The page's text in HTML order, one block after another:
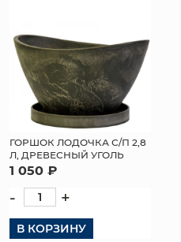
ЦВЕТЫ
И СУМКИ
КАРТЫ
ЦЕНТР
КЛИЕНТАМ
И ОПЛАТА
ГОРШОК ЛОДОЧКА С/П 2,8
Л, ДРЕВЕСНЫЙ УГОЛЬ
1 050 ₽
- +
В КОРЗИНУ